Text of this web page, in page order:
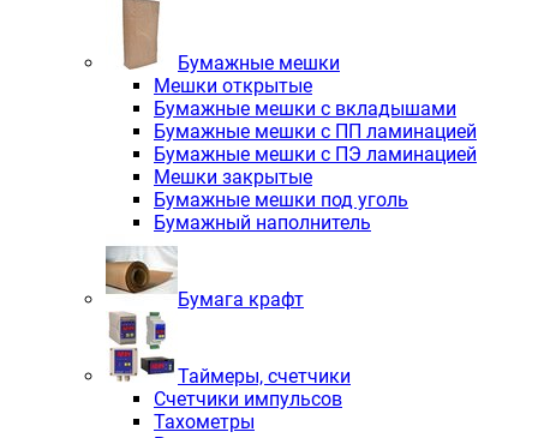
Бумажные мешки
Мешки открытые
Бумажные мешки с вкладышами
Бумажные мешки с ПП ламинацией
Бумажные мешки с ПЭ ламинацией
Мешки закрытые
Бумажные мешки под уголь
Бумажный наполнитель
Бумага крафт
Таймеры, счетчики
Счетчики импульсов
Тахометры